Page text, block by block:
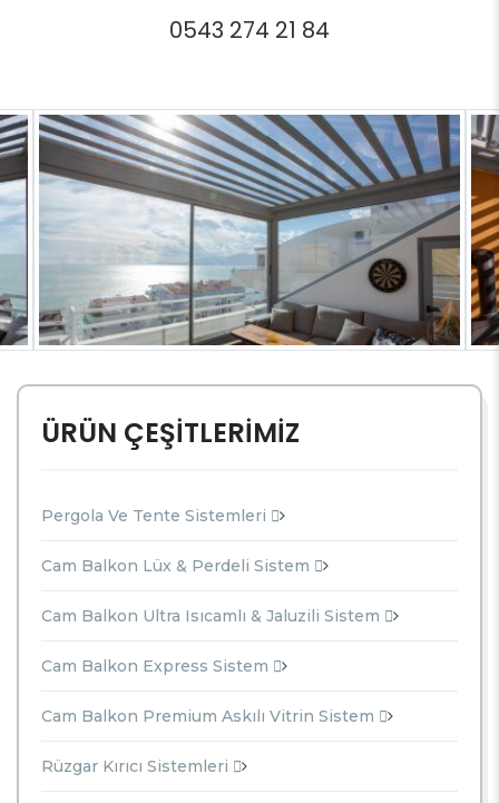
0543 274 21 84
ÜRÜN ÇEŞİTLERİMİZ
Pergola Ve Tente Sistemleri
Cam Balkon Lüx & Perdeli Sistem
Cam Balkon Ultra Isıcamlı & Jaluzili Sistem
Cam Balkon Express Sistem
Cam Balkon Premium Askılı Vitrin Sistem
Rüzgar Kırıcı Sistemleri